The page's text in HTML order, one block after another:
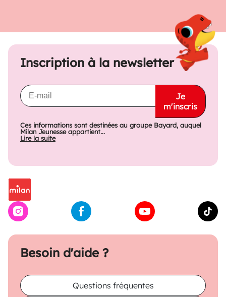
Besoin d'aide ?
Questions fréquentes
Inscription à la newsletter
Je
m'inscris
Ces informations sont destinées au groupe Bayard, auquel
Milan Jeunesse appartient...
Lire la suite